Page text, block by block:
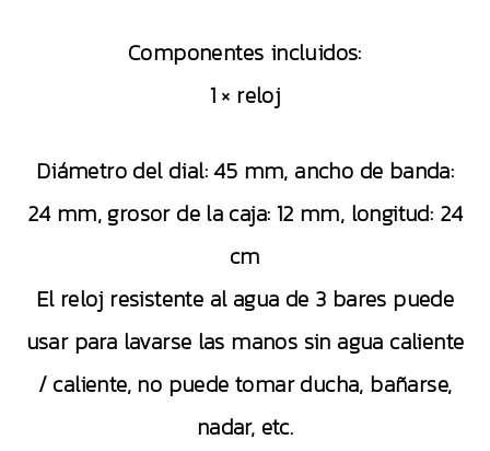
Componentes incluidos:
1 × reloj
Diámetro del dial: 45 mm, ancho de banda:
24 mm, grosor de la caja: 12 mm, longitud: 24
cm
El reloj resistente al agua de 3 bares puede
usar para lavarse las manos sin agua caliente
/ caliente, no puede tomar ducha, bañarse,
nadar, etc.